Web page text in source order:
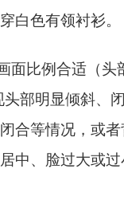
白色有领衬衫。
面比例合适（头
头部明显倾斜、
合等情况，或
中、脸过大或